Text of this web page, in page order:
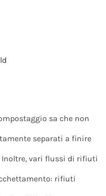
sa che non
separati a finire
Inoltre, vari flussi di rifiuti
rifiuti